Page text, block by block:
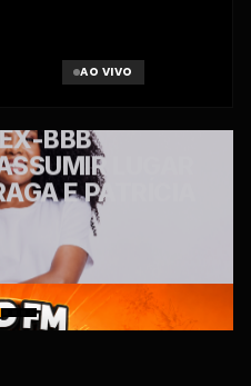
AO VIVO